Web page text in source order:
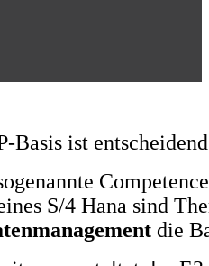
Basis ist
S/4 Hana sind
die